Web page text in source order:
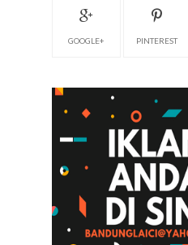
GOOGLE+ PINTEREST